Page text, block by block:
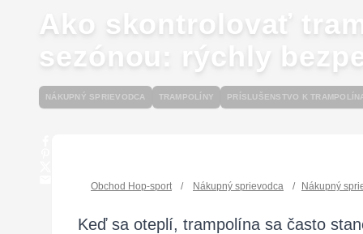
Ako skontrolovať
sezónou: rýchly
NÁKUPNÝ SPRIEVODCA TRAMPOLÍNY PRÍSLUŠENSTVO K
Obchod Hop-sport / Nákupný sprievodca / Nákupný
Keď sa oteplí, trampolína sa často